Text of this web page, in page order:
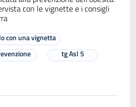
con le vignette e i consigli
con una vignetta
tg Asl 5